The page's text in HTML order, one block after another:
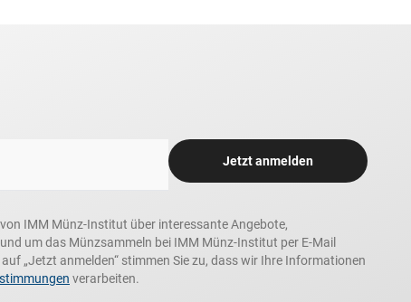
Jetzt anmelden
IMM Münz-Institut über interessante Angebote,
um das Münzsammeln bei IMM Münz-Institut per E-Mail
„Jetzt anmelden“ stimmen Sie zu, dass wir Ihre Informationen
verarbeiten.